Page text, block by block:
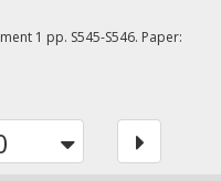
1 pp. S545-S546. Paper: